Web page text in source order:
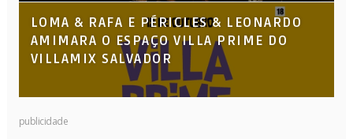
LOMA & RAFA E PÉRICLES & LEONARDO
AMIMARA O ESPAÇO VILLA PRIME DO
VILLAMIX SALVADOR
publicidade